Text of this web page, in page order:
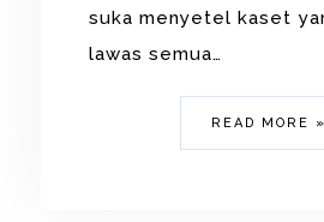
suka menyetel kaset
lawas semua…
READ MORE »